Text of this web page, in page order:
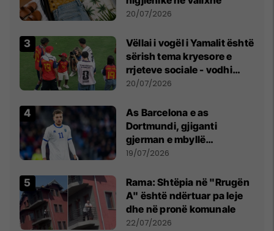
20/07/2026
Vëllai i vogël i Yamalit është
sërish tema kryesore e
rrjeteve sociale - vodhi
vëmendjen pas finales së
20/07/2026
As Barcelona e as
Dortmundi, gjiganti
gjerman e mbyllë
marrëveshjen për Fisnik
19/07/2026
Rama: Shtëpia në "Rrugën
A" është ndërtuar pa leje
dhe në pronë komunale
22/07/2026